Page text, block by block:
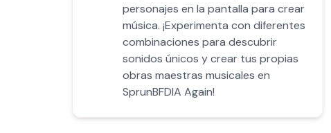
personajes en la pantalla para crear
música. ¡Experimenta con diferentes
combinaciones para descubrir
sonidos únicos y crear tus propias
obras maestras musicales en
SprunBFDIA Again!